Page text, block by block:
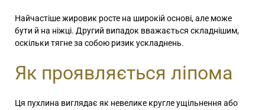
Найчастіше жировик росте на широкій основі, але може
бути й на ніжці. Другий випадок вважається складнішим,
оскільки тягне за собою ризик ускладнень.
Як проявляється ліпома
Ця пухлина виглядає як невелике кругле ущільнення або